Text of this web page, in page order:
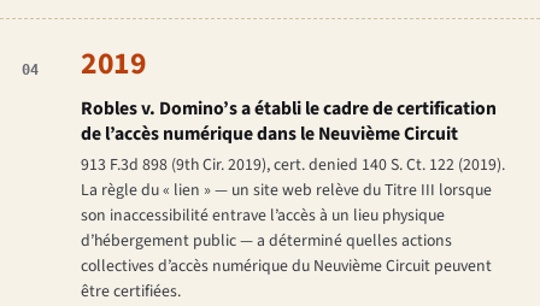
04 2019
Robles v. Domino’sa établi le cadre de certification
de l’accès numérique dans le Neuvième Circuit
913 F.3d 898 (9th Cir. 2019), cert. denied 140 S. Ct. 122 (2019).
La règle du « lien » — un site web relève du Titre III lorsque
son inaccessibilité entrave l’accès à un lieu physique
d’hébergement public — a déterminé quelles actions
collectives d’accès numérique du Neuvième Circuit peuvent
être certifiées.